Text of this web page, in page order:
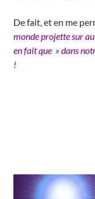
De fait, et en me
monde projette sur
en fait que » dans
!